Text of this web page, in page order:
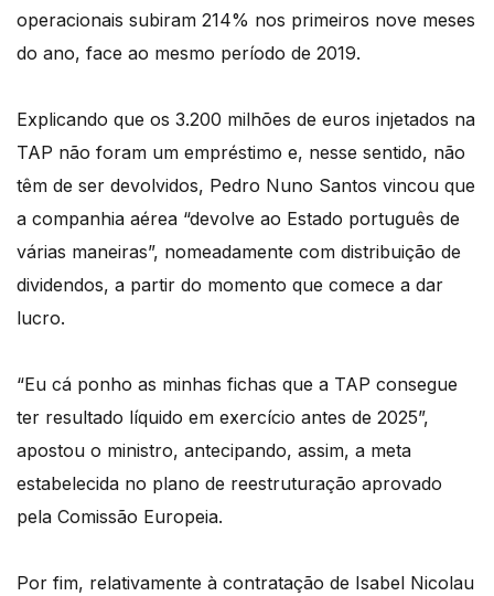
operacionais subiram 214% nos primeiros nove meses
do ano, face ao mesmo período de 2019.
Explicando que os 3.200 milhões de euros injetados na
TAP não foram um empréstimo e, nesse sentido, não
têm de ser devolvidos, Pedro Nuno Santos vincou que
a companhia aérea “devolve ao Estado português de
várias maneiras”, nomeadamente com distribuição de
dividendos, a partir do momento que comece a dar
lucro.
“Eu cá ponho as minhas fichas que a TAP consegue
ter resultado líquido em exercício antes de 2025”,
apostou o ministro, antecipando, assim, a meta
estabelecida no plano de reestruturação aprovado
pela Comissão Europeia.
Por fim, relativamente à contratação de Isabel Nicolau